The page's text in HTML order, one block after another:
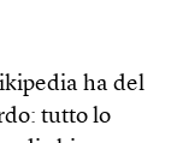
ha del
tutto lo